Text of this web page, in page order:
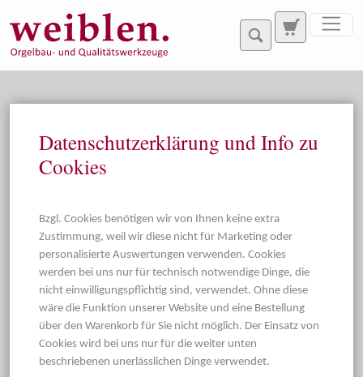
Datenschutzerklärung und Info zu
Cookies
Bzgl. Cookies benötigen wir von Ihnen keine extra
Zustimmung, weil wir diese nicht für Marketing oder
personalisierte Auswertungen verwenden. Cookies
werden bei uns nur für technisch notwendige Dinge, die
nicht einwilligungspflichtig sind, verwendet. Ohne diese
wäre die Funktion unserer Website und eine Bestellung
über den Warenkorb für Sie nicht möglich. Der Einsatz von
Cookies wird bei uns nur für die weiter unten
beschriebenen unerlässlichen Dinge verwendet.